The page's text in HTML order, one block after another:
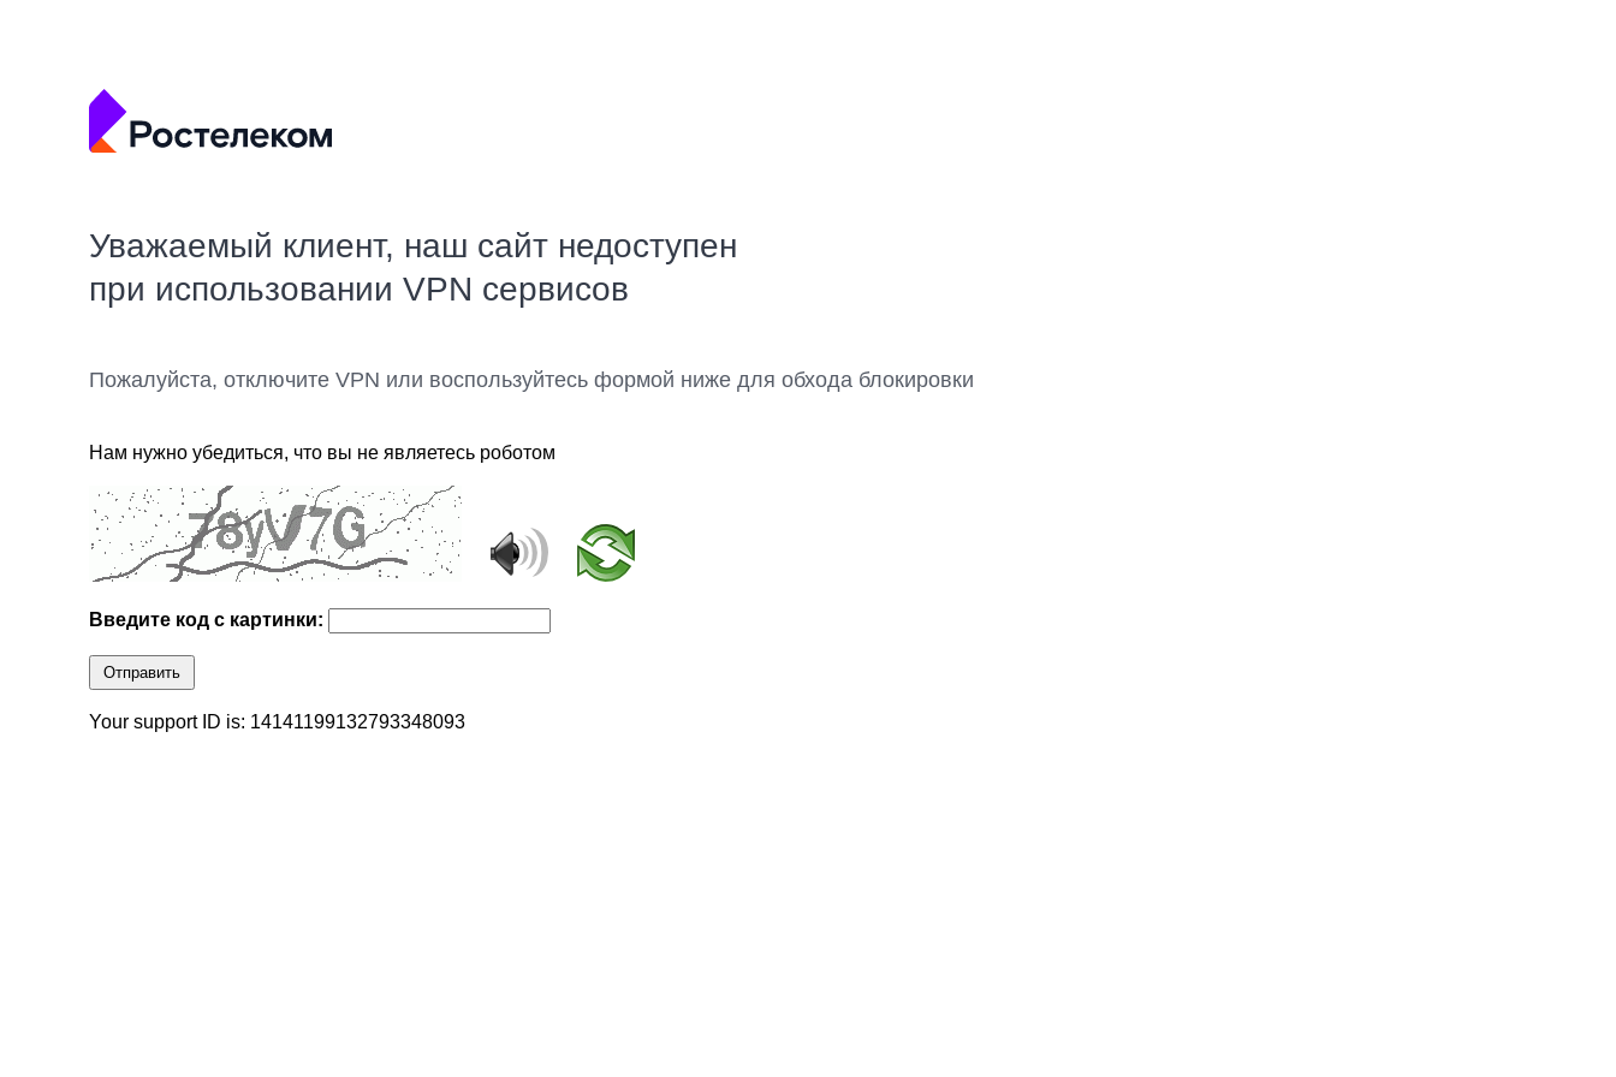
Уважаемый клиент, наш сайт недоступен
при использовании VPN сервисов
Пожалуйста, отключите VPN или воспользуйтесь формой ниже для обхода блокировки
Нам нужно убедиться, что вы не являетесь роботом
Введите код с картинки:
Отправить
Your support ID is: 14141199132793348093